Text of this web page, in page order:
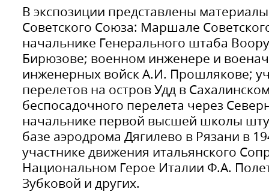
В экспозиции представлены
Советского Союза: Маршале
начальнике Генерального штаба
Бирюзове; военном инженере и
инженерных войск А.И. Прошлякове;
перелетов на остров Удд в
беспосадочного перелета через
начальнике первой высшей школы
базе аэродрома Дягилево в Рязани в
участнике движения итальянского
Национальном Герое Италии Ф.А.
Зубковой и других.